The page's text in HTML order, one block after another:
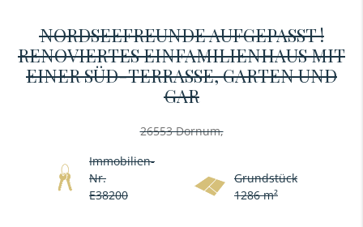
NORDSEEFREUNDE AUFGEPASST !
RENOVIERTES EINFAMILIENHAUS MIT
EINER SÜD-TERRASSE, GARTEN UND
GAR
26553 Dornum,
Immobilien-
Nr.
E38200
Grundstück
1286 m²